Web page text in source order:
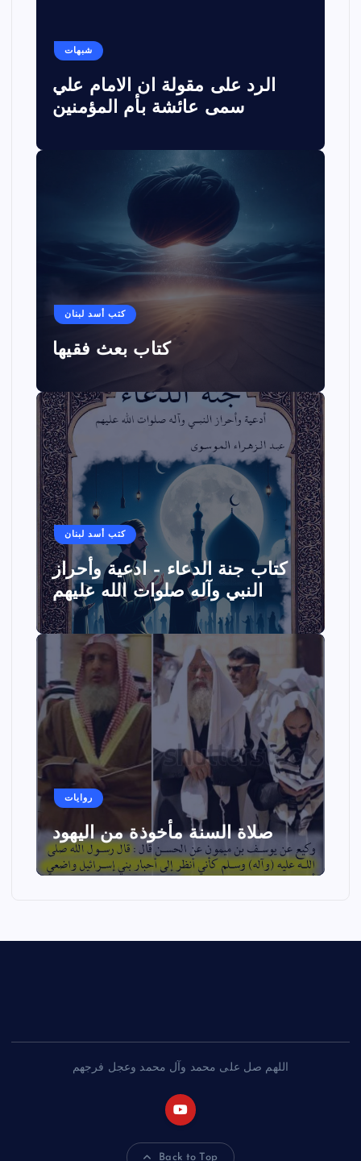
شبهات
الرد على مقولة ان الامام علي
سمى عائشة بأم المؤمنين
كتب أسد لبنان
كتاب بعث فقيها
كتب أسد لبنان
كتاب جنة الدعاء – ادعية وأحراز
النبي وآله صلوات الله عليهم
روايات
صلاة السنة مأخوذة من اليهود
اللهم صل على محمد وآل محمد وعجل فرجهم
Back to Top